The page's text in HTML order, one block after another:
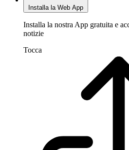
Installa la Web App
Installa la nostra App gratuita e
notizie
Tocca